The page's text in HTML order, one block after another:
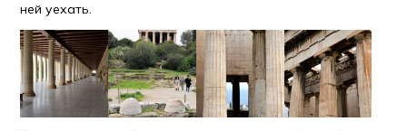
ней уехать.